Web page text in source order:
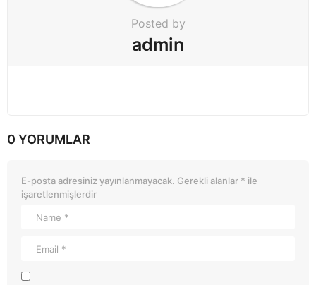
Posted by
admin
0 YORUMLAR
E-posta adresiniz yayınlanmayacak. Gerekli alanlar * ile
işaretlenmişlerdir